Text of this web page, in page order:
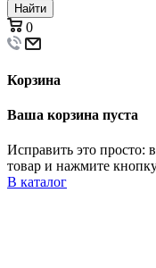
Найти
0
Корзина
Ваша корзина пуста
Исправить это просто:
товар и нажмите
В каталог